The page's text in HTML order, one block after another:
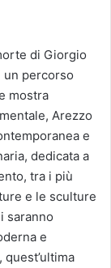
di Giorgio
un percorso
mostra
Arezzo
e
dedicata a
tra i più
e le sculture
saranno
e